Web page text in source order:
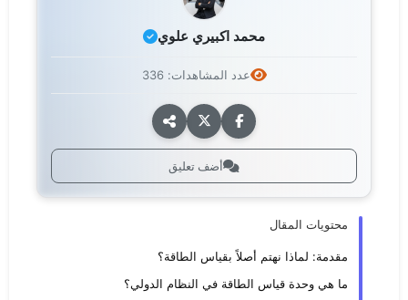
محمد اكبيري علوي
عدد المشاهدات: 336
أضف تعليق
محتويات المقال
مقدمة: لماذا نهتم أصلاً بقياس الطاقة؟
ما هي وحدة قياس الطاقة في النظام الدولي؟